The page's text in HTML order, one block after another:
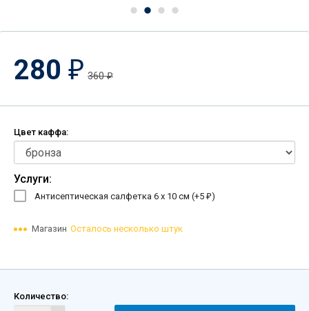
280 ₽ 360₽
Цвет каффа:
Услуги:
Антисептическая салфетка 6 х 10 см (+5 ₽)
Магазин Осталось несколько штук
Количество: